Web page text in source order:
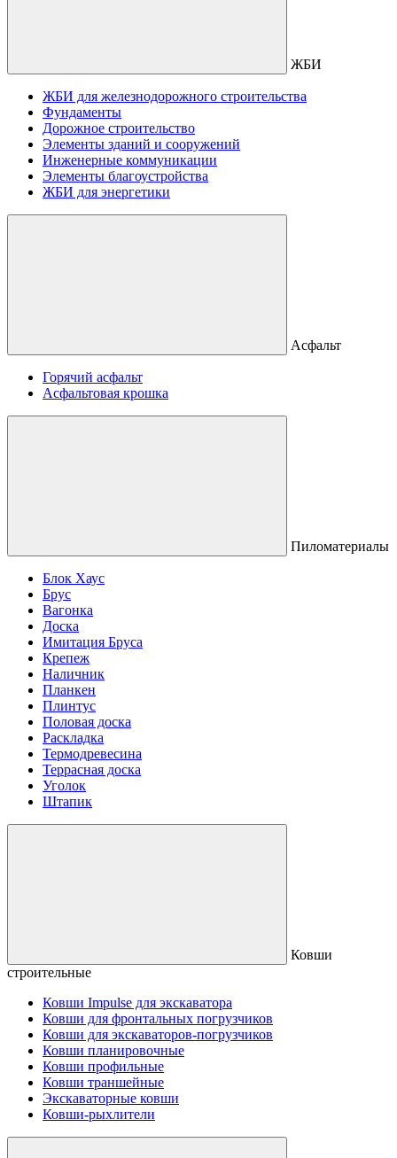
ЖБИ
ЖБИ для железнодорожного строительства
Фундаменты
Дорожное строительство
Элементы зданий и сооружений
Инженерные коммуникации
Элементы благоустройства
ЖБИ для энергетики
Асфальт
Горячий асфальт
Асфальтовая крошка
Пиломатериалы
Блок Хаус
Брус
Вагонка
Доска
Имитация Бруса
Крепеж
Наличник
Планкен
Плинтус
Половая доска
Раскладка
Термодревесина
Террасная доска
Уголок
Штапик
Ковши
строительные
Ковши Impulse для экскаватора
Ковши для фронтальных погрузчиков
Ковши для экскаваторов-погрузчиков
Ковши планировочные
Ковши профильные
Ковши траншейные
Экскаваторные ковши
Ковши-рыхлители